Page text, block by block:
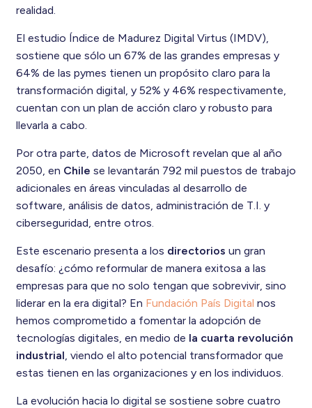
realidad.
El estudio Índice de Madurez Digital Virtus (IMDV),
sostiene que sólo un 67% de las grandes empresas y
64% de las pymes tienen un propósito claro para la
transformación digital, y 52% y 46% respectivamente,
cuentan con un plan de acción claro y robusto para
llevarla a cabo.
Por otra parte, datos de Microsoft revelan que al año
2050, en Chile se levantarán 792 mil puestos de trabajo
adicionales en áreas vinculadas al desarrollo de
software, análisis de datos, administración de T.I. y
ciberseguridad, entre otros.
Este escenario presenta a los directorios un gran
desafío: ¿cómo reformular de manera exitosa a las
empresas para que no solo tengan que sobrevivir, sino
liderar en la era digital? En Fundación País Digital nos
hemos comprometido a fomentar la adopción de
tecnologías digitales, en medio de la cuarta revolución
industrial, viendo el alto potencial transformador que
estas tienen en las organizaciones y en los individuos.
La evolución hacia lo digital se sostiene sobre cuatro